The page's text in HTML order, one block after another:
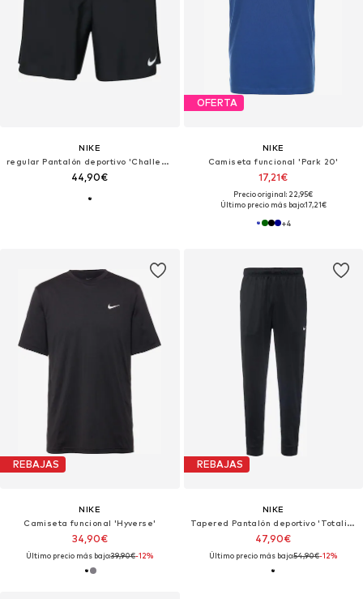
NIKE
regular Pantalón deportivo 'Challenger'
44,90€
OFERTA
NIKE
Camiseta funcional 'Park 20'
17,21€
Precio original: 22,95€
Último precio más bajo:17,21€
+4
REBAJAS
NIKE
Camiseta funcional 'Hyverse'
34,90€
Último precio más bajo:39,90€-12%
REBAJAS
NIKE
Tapered Pantalón deportivo 'Totality'
47,90€
Último precio más bajo:54,90€-12%